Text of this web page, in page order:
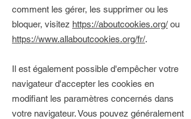
comment les gérer, les supprimer ou les
bloquer, visitez https://aboutcookies.org/ou
https://www.allaboutcookies.org/fr/.
Il est également possible d'empêcher votre
navigateur d'accepter les cookies en
modifiant les paramètres concernés dans
votre navigateur. Vous pouvez généralement